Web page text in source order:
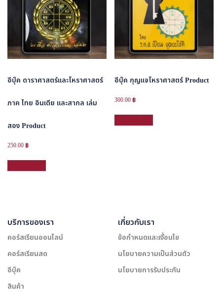
อีบุ๊ค ดาราศาสตร์และโหราศาสตร์
ภาค ไทย อินเดีย และสากล เล่ม
สอง Product
250.00 ฿
อีบุ๊ค กุญแจโหราศาสตร์ Product
300.00 ฿
บริการของเรา
คอร์สเรียนออนไลน์
คอร์สเรียนสด
อีบุ๊ค
สินค้า
เกี่ยวกับเรา
ข้อกำหนดและเงื่อนไข
นโยบายความเป็นส่วนตัว
นโยบายการรับประกัน